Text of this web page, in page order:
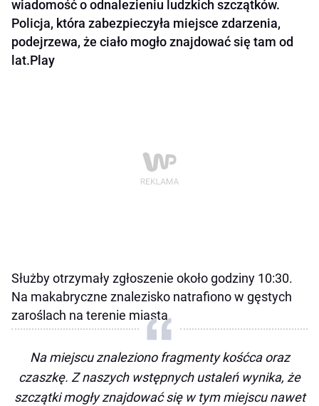
wiadomość o odnalezieniu ludzkich szczątków.
Policja, która zabezpieczyła miejsce zdarzenia,
podejrzewa, że ciało mogło znajdować się tam od
lat.Play
Służby otrzymały zgłoszenie około godziny 10:30.
Na makabryczne znalezisko natrafiono w gęstych
zaroślach na terenie miasta.
Na miejscu znaleziono fragmenty kośćca oraz
czaszkę. Z naszych wstępnych ustaleń wynika, że
szczątki mogły znajdować się w tym miejscu nawet